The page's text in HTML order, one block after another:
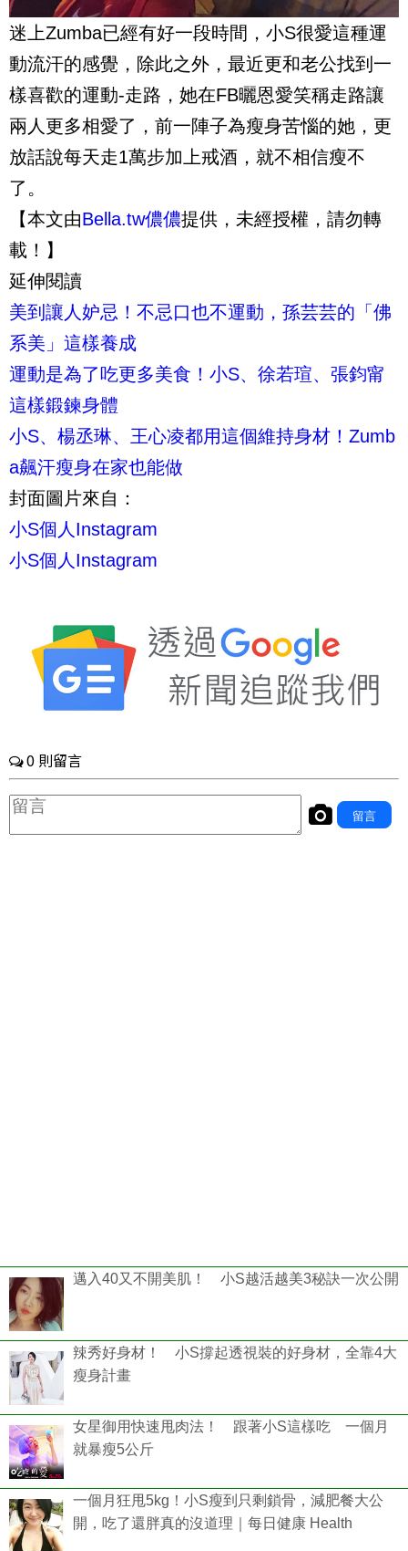
迷上Zumba已經有好一段時間，小S很愛這種運
動流汗的感覺，除此之外，最近更和老公找到一
樣喜歡的運動-走路，她在FB曬恩愛笑稱走路讓
兩人更多相愛了，前一陣子為瘦身苦惱的她，更
放話說每天走1萬步加上戒酒，就不相信瘦不
了。
【本文由Bella.tw儂儂提供，未經授權，請勿轉
載！】
延伸閱讀
美到讓人妒忌！不忌口也不運動，孫芸芸的「佛
系美」這樣養成
運動是為了吃更多美食！小S、徐若瑄、張鈞甯
這樣鍛鍊身體
小S、楊丞琳、王心凌都用這個維持身材！Zumb
a飆汗瘦身在家也能做
封面圖片來自：
小S個人Instagram
小S個人Instagram
邁入40又不開美肌！ 小S越活越美3秘訣一次公開
辣秀好身材！ 小S撐起透視裝的好身材，全靠4大
瘦身計畫
女星御用快速甩肉法！ 跟著小S這樣吃 一個月
就暴瘦5公斤
一個月狂甩5kg！小S瘦到只剩鎖骨，減肥餐大公
開，吃了還胖真的沒道理｜每日健康 Health